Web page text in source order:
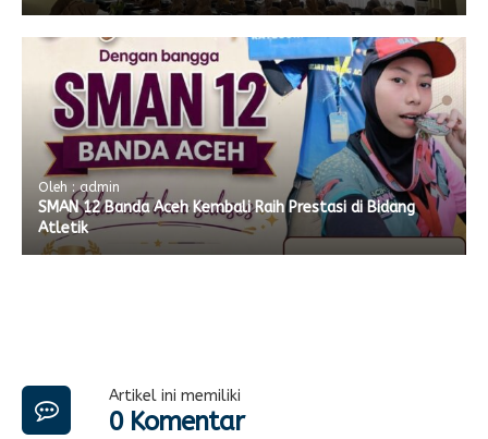
Oleh : admin
SMAN 12 Banda Aceh Kembali Raih Prestasi di Bidang
Atletik
Artikel ini memiliki
0 Komentar